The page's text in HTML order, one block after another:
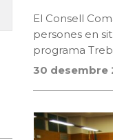
El Consell
persones en
programa
30 desembre